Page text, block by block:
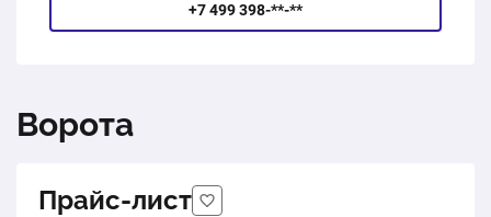
+7 499 398-**-**
Ворота
Прайс-лист